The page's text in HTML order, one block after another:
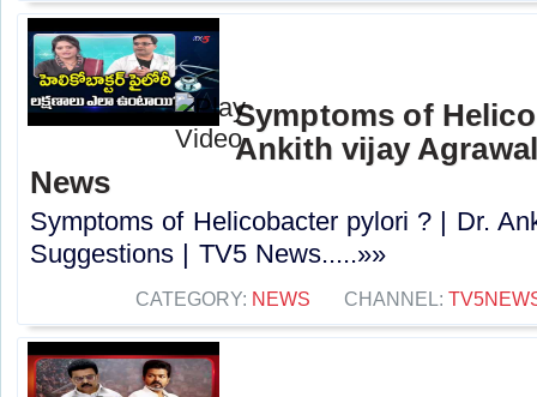
Symptoms of
Ankith vijay
News
Symptoms of Helicobacter pylori ? | Dr.
Suggestions | TV5 News.....»»
CATEGORY: NEWS CHANNEL: